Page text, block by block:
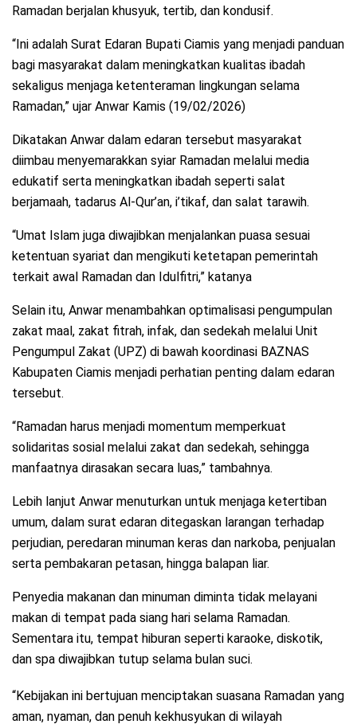
Ramadan berjalan khusyuk, tertib, dan kondusif.
“Ini adalah Surat Edaran Bupati Ciamis yang menjadi panduan
bagi masyarakat dalam meningkatkan kualitas ibadah
sekaligus menjaga ketenteraman lingkungan selama
Ramadan,” ujar Anwar Kamis (19/02/2026)
Dikatakan Anwar dalam edaran tersebut masyarakat
diimbau menyemarakkan syiar Ramadan melalui media
edukatif serta meningkatkan ibadah seperti salat
berjamaah, tadarus Al-Qur’an, i’tikaf, dan salat tarawih.
“Umat Islam juga diwajibkan menjalankan puasa sesuai
ketentuan syariat dan mengikuti ketetapan pemerintah
terkait awal Ramadan dan Idulfitri,” katanya
Selain itu, Anwar menambahkan optimalisasi pengumpulan
zakat maal, zakat fitrah, infak, dan sedekah melalui Unit
Pengumpul Zakat (UPZ) di bawah koordinasi BAZNAS
Kabupaten Ciamis menjadi perhatian penting dalam edaran
tersebut.
“Ramadan harus menjadi momentum memperkuat
solidaritas sosial melalui zakat dan sedekah, sehingga
manfaatnya dirasakan secara luas,” tambahnya.
Lebih lanjut Anwar menuturkan untuk menjaga ketertiban
umum, dalam surat edaran ditegaskan larangan terhadap
perjudian, peredaran minuman keras dan narkoba, penjualan
serta pembakaran petasan, hingga balapan liar.
Penyedia makanan dan minuman diminta tidak melayani
makan di tempat pada siang hari selama Ramadan.
Sementara itu, tempat hiburan seperti karaoke, diskotik,
dan spa diwajibkan tutup selama bulan suci.
“Kebijakan ini bertujuan menciptakan suasana Ramadan yang
aman, nyaman, dan penuh kekhusyukan di wilayah